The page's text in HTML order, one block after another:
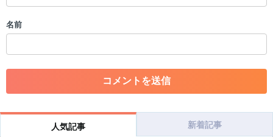
・一度削除された投稿を再び投稿すること
・アカウントの売買など金銭が絡む内容の投稿
・各ゲームのネタバレを含む内容の投稿
・その他、管理者が不適切と判断した投稿
だけますでしょうか。
名前
人気記事 新着記事